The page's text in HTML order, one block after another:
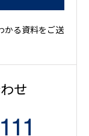
かる資料をご送
せ